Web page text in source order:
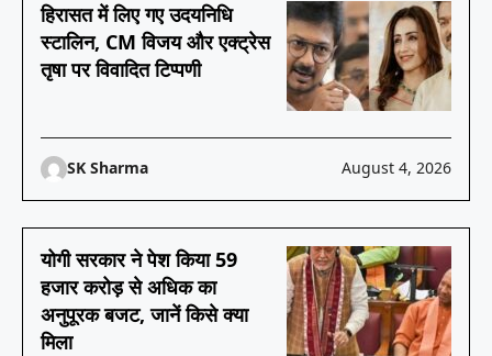
हिरासत में लिए गए उदयनिधि
स्टालिन, CM विजय और एक्ट्रेस
तृषा पर विवादित टिप्पणी
SK Sharma August 4, 2026
योगी सरकार ने पेश किया 59
हजार करोड़ से अधिक का
अनुपूरक बजट, जानें किसे क्या
मिला